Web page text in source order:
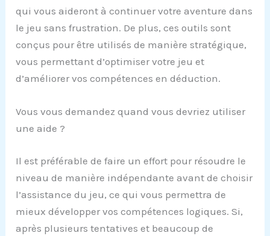
qui vous aideront à continuer votre aventure dans
le jeu sans frustration. De plus, ces outils sont
conçus pour être utilisés de manière stratégique,
vous permettant d’optimiser votre jeu et
d’améliorer vos compétences en déduction.
Vous vous demandez quand vous devriez utiliser
une aide ?
Il est préférable de faire un effort pour résoudre le
niveau de manière indépendante avant de choisir
l’assistance du jeu, ce qui vous permettra de
mieux développer vos compétences logiques. Si,
après plusieurs tentatives et beaucoup de